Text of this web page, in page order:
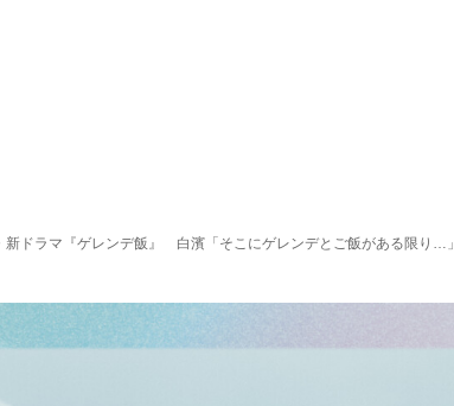
ドラマ『ゲレンデ飯』 白濱「そこにゲレンデとご飯がある限り…」